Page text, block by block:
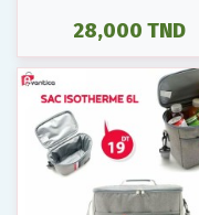
28,000 TND